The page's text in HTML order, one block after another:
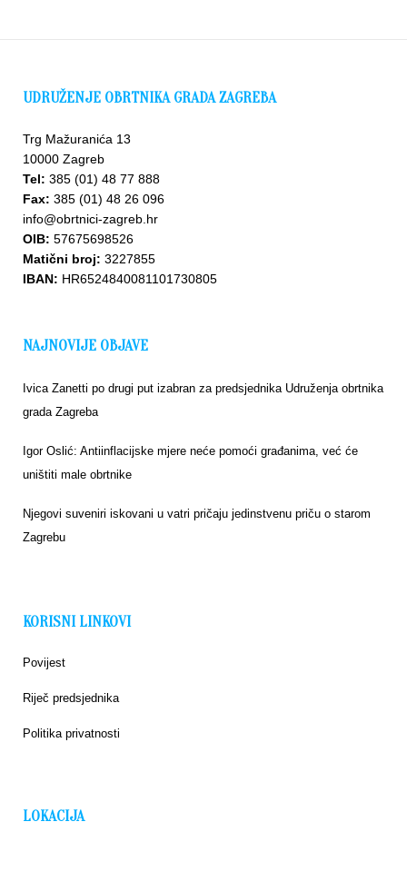
UDRUŽENJE OBRTNIKA GRADA ZAGREBA
Trg Mažuranića 13
10000 Zagreb
Tel: 385 (01) 48 77 888
Fax: 385 (01) 48 26 096
info@obrtnici-zagreb.hr
OIB: 57675698526
Matični broj: 3227855
IBAN: HR6524840081101730805
NAJNOVIJE OBJAVE
Ivica Zanetti po drugi put izabran za predsjednika Udruženja obrtnika
grada Zagreba
Igor Oslić: Antiinflacijske mjere neće pomoći građanima, već će
uništiti male obrtnike
Njegovi suveniri iskovani u vatri pričaju jedinstvenu priču o starom
Zagrebu
KORISNI LINKOVI
Povijest
Riječ predsjednika
Politika privatnosti
LOKACIJA